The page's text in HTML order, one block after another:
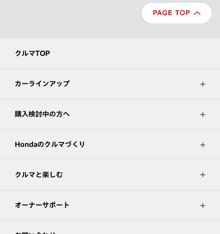
クルマTOP
カーラインアップ
購入検討中の方へ
Hondaのクルマづくり
クルマと楽しむ
オーナーサポート